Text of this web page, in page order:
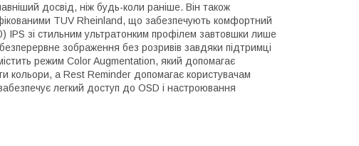
досвід, ніж будь-коли раніше. Він також
TUV Rheinland, що забезпечують комфортний
зі стильним ультратонким профілем завтовшки лише
зображення без розривів завдяки підтримці
режим Color Augmentation, який допомагає
кольори, а Rest Reminder допомагає користувачам
легкий доступ до OSD і настроювання